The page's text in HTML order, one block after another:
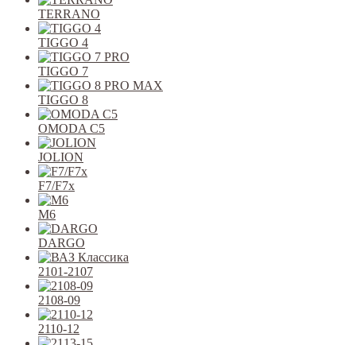
TERRANO
TIGGO 4
TIGGO 7
TIGGO 8
OMODA C5
JOLION
F7/F7x
M6
DARGO
2101-2107
2108-09
2110-12